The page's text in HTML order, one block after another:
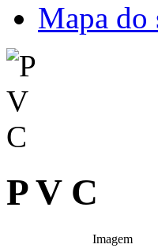
Mapa do
P V C
Imagem